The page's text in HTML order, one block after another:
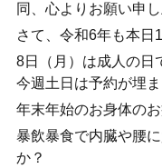
同、心よりお願い申し
さて、令和6年も本日
8日（月）は成人の日
今週土日は予約が埋
年末年始のお身体の
暴飲暴食で内臓や腰
か？